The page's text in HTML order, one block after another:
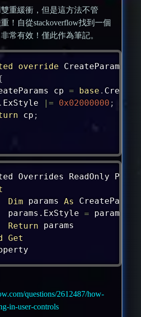
重緩衝，但是這方法不管
！自從stackoverflow找到一個
常有效！僅此作為筆記。
override CreateParams
cp = base .
. ExStyle |= 0x02000000 ;
cp ;
Overrides ReadOnly
Dim params As
params.ExStyle
=
Return params
Get
questions/2612487/how-
in-user-controls